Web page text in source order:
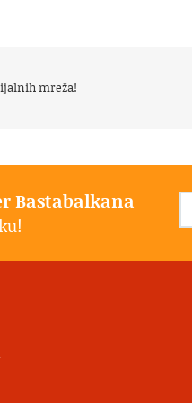
mreža!
Bastabalkana